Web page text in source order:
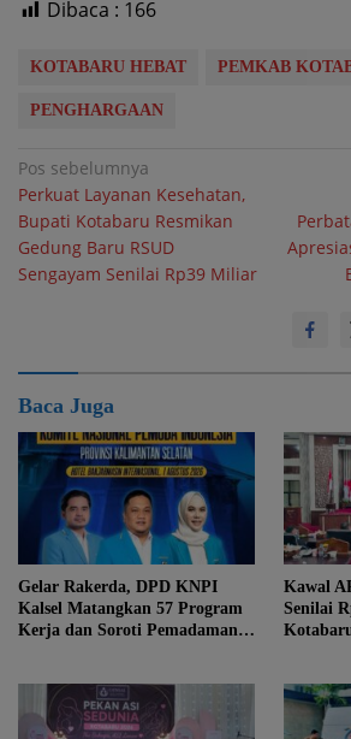
Dibaca : 166
KOTABARU HEBAT PEMKAB
PENGHARGAAN
Navigasi
pos
Pos sebelumnya
Perkuat Layanan Kesehatan,
Bupati Kotabaru Resmikan
Gedung Baru RSUD
Sengayam Senilai Rp39 Miliar
Baca Juga
Gelar Rakerda, DPD KNPI
Kalsel Matangkan 57 Program
Kerja dan Soroti Pemadaman
Kawal
Senilai